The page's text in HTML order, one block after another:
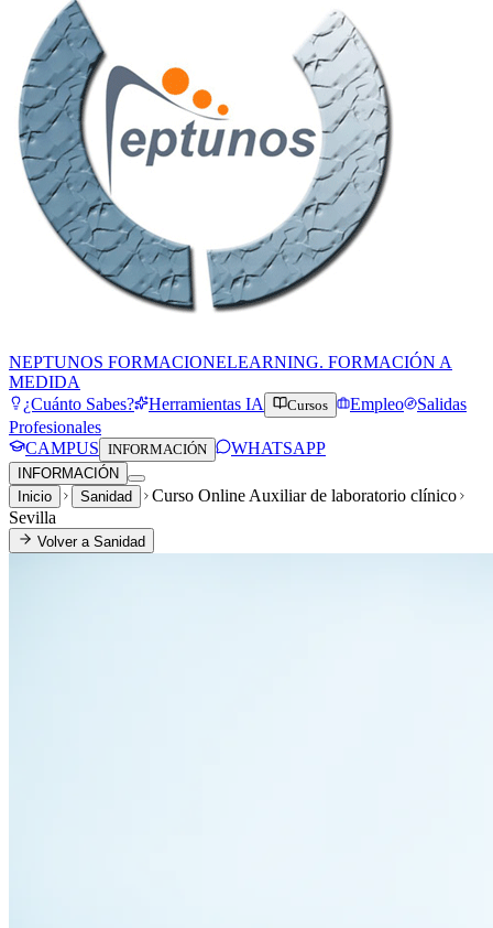
NEPTUNOS FORMACIONELEARNING. FORMACIÓN A
MEDIDA
¿Cuánto Sabes?
Herramientas IA Cursos Empleo
Salidas
Profesionales
CAMPUS INFORMACIÓN WHATSAPP
INFORMACIÓN
Inicio
Sanidad
Curso Online Auxiliar de laboratorio clínico
Sevilla
Volver a Sanidad